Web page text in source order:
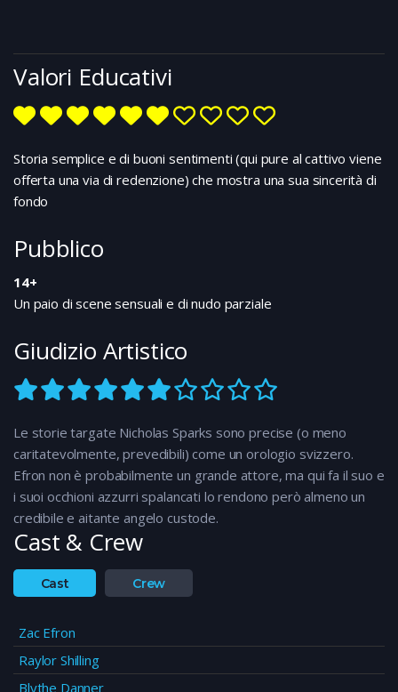
Valori Educativi
Storia semplice e di buoni sentimenti (qui pure al cattivo viene
offerta una via di redenzione) che mostra una sua sincerità di
fondo
Pubblico
14+
Un paio di scene sensuali e di nudo parziale
Giudizio Artistico
Le storie targate Nicholas Sparks sono precise (o meno
caritatevolmente, prevedibili) come un orologio svizzero.
Efron non è probabilmente un grande attore, ma qui fa il suo e
i suoi occhioni azzurri spalancati lo rendono però almeno un
credibile e aitante angelo custode.
Cast & Crew
Cast Crew
Zac Efron
Raylor Shilling
Blythe Danner